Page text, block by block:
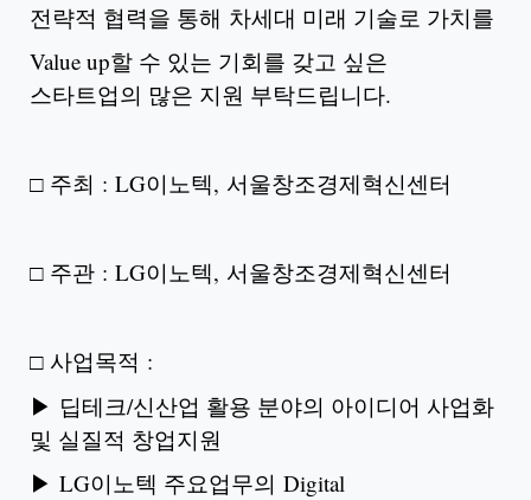
전략적 협력을 통해 차세대 미래 기술로 가치를
Value up할 수 있는 기회를 갖고 싶은
스타트업의 많은 지원 부탁드립니다.
□ 주최 : LG이노텍, 서울창조경제혁신센터
□ 주관 : LG이노텍, 서울창조경제혁신센터
□ 사업목적 :
▶ 딥테크/신산업 활용 분야의 아이디어 사업화
및 실질적 창업지원
▶ LG이노텍 주요업무의 Digital